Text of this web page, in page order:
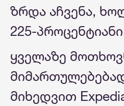
ზრდა აჩვენა,
225-
ყველაზე
მიხედვით